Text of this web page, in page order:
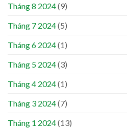
Tháng 8 2024(9)
Tháng 7 2024(5)
Tháng 6 2024(1)
Tháng 5 2024(3)
Tháng 4 2024(1)
Tháng 3 2024(7)
Tháng 1 2024(13)